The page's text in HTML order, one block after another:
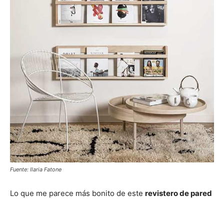
Fuente: Ilaria Fatone
Lo que me parece más bonito de este revistero de pared